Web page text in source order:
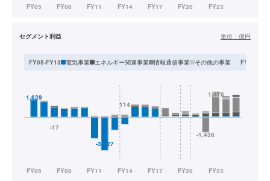
セグメント利益 単位： 億円
FY05-FY13 電気事業 エネルギー関連事業 情報通信事業 その他の事業 FY14-